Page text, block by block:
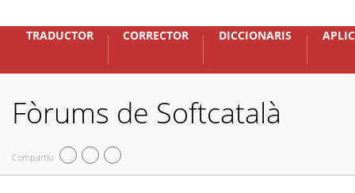
TRADUCTOR CORRECTOR DICCIONARIS
Fòrums de Softcatalà
Compartiu